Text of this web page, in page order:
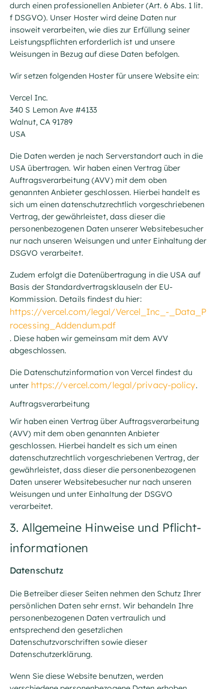
durch einen professionellen Anbieter (Art. 6 Abs. 1 lit.
f DSGVO). Unser Hoster wird deine Daten nur
insoweit verarbeiten, wie dies zur Erfüllung seiner
Leistungspflichten erforderlich ist und unsere
Weisungen in Bezug auf diese Daten befolgen.
Wir setzen folgenden Hoster für unsere Website ein:
Vercel Inc.
340 S Lemon Ave #4133
Walnut, CA 91789
USA
Die Daten werden je nach Serverstandort auch in die
USA übertragen. Wir haben einen Vertrag über
Auftragsverarbeitung (AVV) mit dem oben
genannten Anbieter geschlossen. Hierbei handelt es
sich um einen datenschutzrechtlich vorgeschriebenen
Vertrag, der gewährleistet, dass dieser die
personenbezogenen Daten unserer Websitebesucher
nur nach unseren Weisungen und unter Einhaltung der
DSGVO verarbeitet.
Zudem erfolgt die Datenübertragung in die USA auf
Basis der Standardvertragsklauseln der EU-
Kommission. Details findest du hier:
https://vercel.com/legal/Vercel_Inc_-_Data_P
rocessing_Addendum.pdf
. Diese haben wir gemeinsam mit dem AVV
abgeschlossen.
Die Datenschutzinformation von Vercel findest du
unter https://vercel.com/legal/privacy-policy.
Auftragsverarbeitung
Wir haben einen Vertrag über Auftragsverarbeitung
(AVV) mit dem oben genannten Anbieter
geschlossen. Hierbei handelt es sich um einen
datenschutzrechtlich vorgeschriebenen Vertrag, der
gewährleistet, dass dieser die personenbezogenen
Daten unserer Websitebesucher nur nach unseren
Weisungen und unter Einhaltung der DSGVO
verarbeitet.
3. Allgemeine Hinweise und Pflicht­
informationen
Datenschutz
Die Betreiber dieser Seiten nehmen den Schutz Ihrer
persönlichen Daten sehr ernst. Wir behandeln Ihre
personenbezogenen Daten vertraulich und
entsprechend den gesetzlichen
Datenschutzvorschriften sowie dieser
Datenschutzerklärung.
Wenn Sie diese Website benutzen, werden